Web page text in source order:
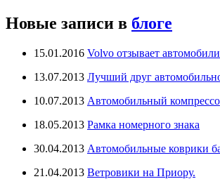
Новые записи в блоге
15.01.2016 Volvo отзывает
13.07.2013 Лучший друг
10.07.2013 Автомобильный
18.05.2013 Рамка номерного знака
30.04.2013 Автомобильные коврики
21.04.2013 Ветровики на Приору.